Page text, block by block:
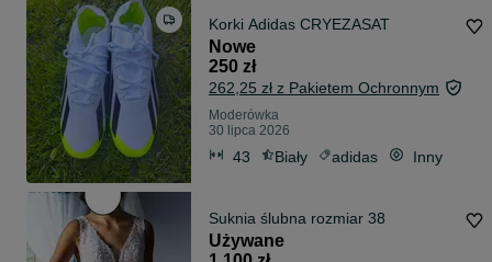
Korki Adidas CRYEZASAT
Nowe
250 zł
262,25 zł z Pakietem Ochronnym
Moderówka
30 lipca 2026
43 Biały adidas Inny
Suknia ślubna rozmiar 38
Używane